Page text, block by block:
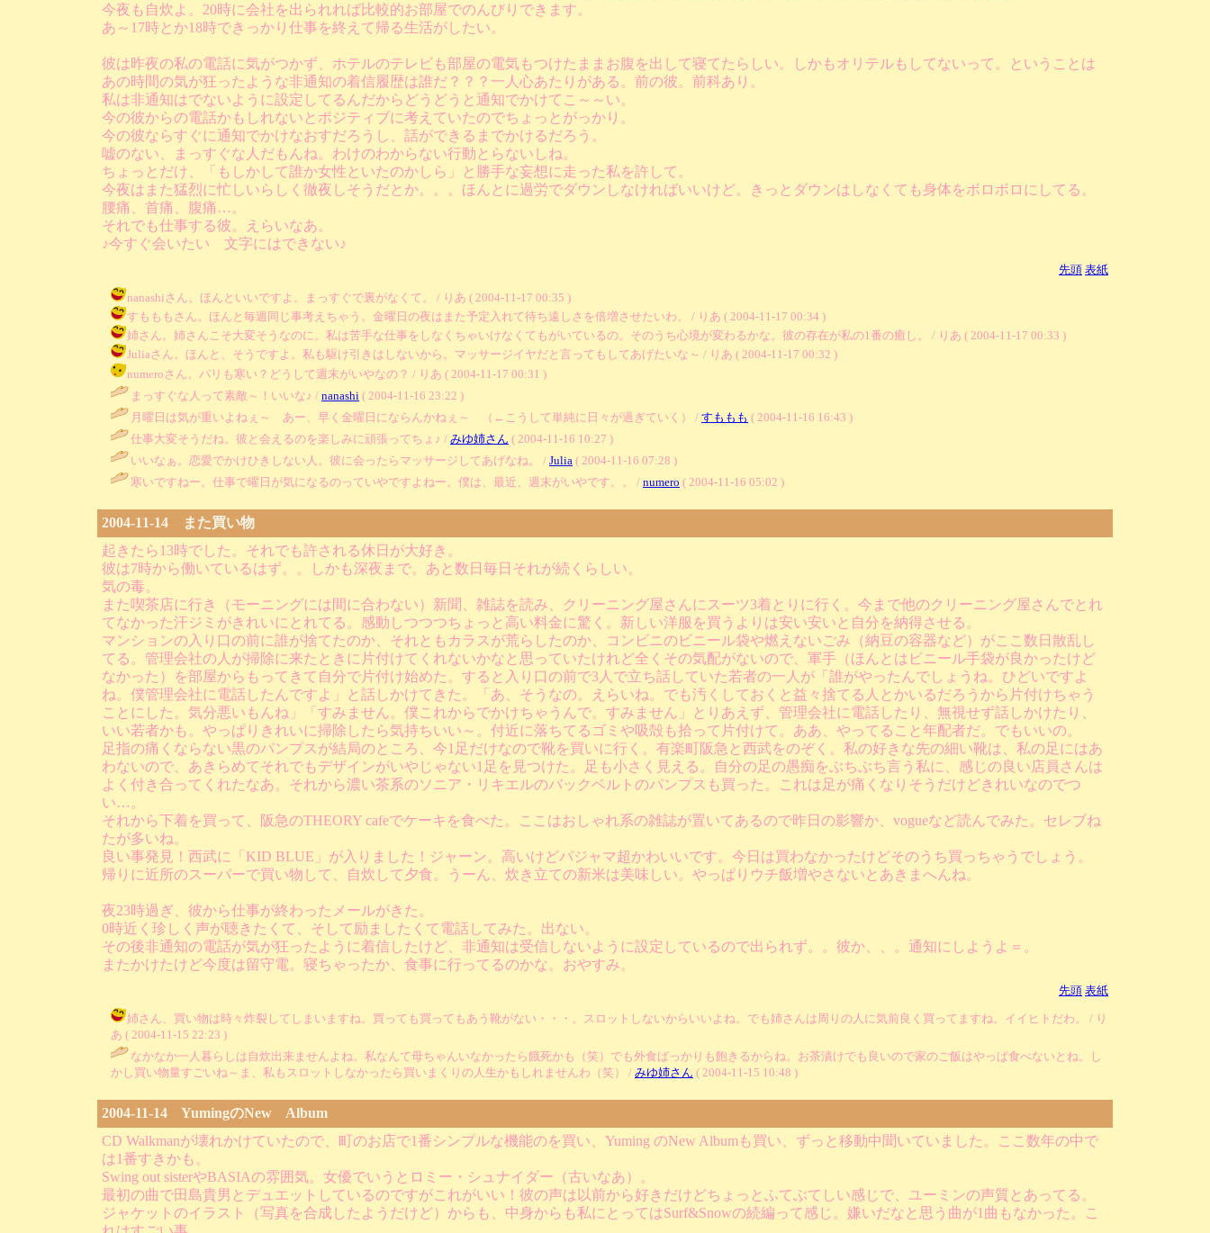
今夜も自炊よ。20時に会社を出られれば比較的お部屋でのんびりできます。
あ～17時とか18時できっかり仕事を終えて帰る生活がしたい。
彼は昨夜の私の電話に気がつかず、ホテルのテレビも部屋の電気もつけたままお腹を出して寝てたらしい。しかもオリテルもしてないって。ということは
あの時間の気が狂ったような非通知の着信履歴は誰だ？？？一人心あたりがある。前の彼。前科あり。
私は非通知はでないように設定してるんだからどうどうと通知でかけてこ～～い。
今の彼からの電話かもしれないとポジティブに考えていたのでちょっとがっかり。
今の彼ならすぐに通知でかけなおすだろうし、話ができるまでかけるだろう。
嘘のない、まっすぐな人だもんね。わけのわからない行動とらないしね。
ちょっとだけ、「もしかして誰か女性といたのかしら」と勝手な妄想に走った私を許して。
今夜はまた猛烈に忙しいらしく徹夜しそうだとか。。。ほんとに過労でダウンしなければいいけど。きっとダウンはしなくても身体をボロボロにしてる。
腰痛、首痛、腹痛…。
それでも仕事する彼。えらいなあ。
♪今すぐ会いたい 文字にはできない♪
先頭 表紙
nanashiさん。ほんといいですよ。まっすぐで裏がなくて。 / りあ ( 2004-11-17 00:35 )
すもももさん。ほんと毎週同じ事考えちゃう。金曜日の夜はまた予定入れて待ち遠しさを倍増させたいわ。 / りあ ( 2004-11-17 00:34 )
姉さん。姉さんこそ大変そうなのに。私は苦手な仕事をしなくちゃいけなくてもがいているの。そのうち心境が変わるかな。彼の存在が私の1番の癒し。 / りあ ( 2004-11-17 00:33 )
Juliaさん。ほんと、そうですよ。私も駆け引きはしないから。マッサージイヤだと言ってもしてあげたいな～ / りあ ( 2004-11-17 00:32 )
numeroさん。パリも寒い？どうして週末がいやなの？ / りあ ( 2004-11-17 00:31 )
まっすぐな人って素敵～！いいな♪ / nanashi ( 2004-11-16 23:22 )
月曜日は気が重いよねぇ～ あー、早く金曜日にならんかねぇ～ （←こうして単純に日々が過ぎていく） / すももも ( 2004-11-16 16:43 )
仕事大変そうだね。彼と会えるのを楽しみに頑張ってちょ♪ / みゆ姉さん ( 2004-11-16 10:27 )
いいなぁ。恋愛でかけひきしない人。彼に会ったらマッサージしてあげなね。 / Julia ( 2004-11-16 07:28 )
寒いですねー。仕事で曜日が気になるのっていやですよねー。僕は、最近、週末がいやです。。 / numero ( 2004-11-16 05:02 )
2004-11-14 また買い物
起きたら13時でした。それでも許される休日が大好き。
彼は7時から働いているはず。。しかも深夜まで。あと数日毎日それが続くらしい。
気の毒。
また喫茶店に行き（モーニングには間に合わない）新聞、雑誌を読み、クリーニング屋さんにスーツ3着とりに行く。今まで他のクリーニング屋さんでとれ
てなかった汗ジミがきれいにとれてる。感動しつつつちょっと高い料金に驚く。新しい洋服を買うよりは安い安いと自分を納得させる。
マンションの入り口の前に誰が捨てたのか、それともカラスが荒らしたのか、コンビニのビニール袋や燃えないごみ（納豆の容器など）がここ数日散乱し
てる。管理会社の人が掃除に来たときに片付けてくれないかなと思っていたけれど全くその気配がないので、軍手（ほんとはビニール手袋が良かったけど
なかった）を部屋からもってきて自分で片付け始めた。すると入り口の前で3人で立ち話していた若者の一人が「誰がやったんでしょうね。ひどいですよ
ね。僕管理会社に電話したんですよ」と話しかけてきた。「あ、そうなの。えらいね。でも汚くしておくと益々捨てる人とかいるだろうから片付けちゃう
ことにした。気分悪いもんね」「すみません。僕これからでかけちゃうんで。すみません」とりあえず、管理会社に電話したり、無視せず話しかけたり、
いい若者かも。やっぱりきれいに掃除したら気持ちいい～。付近に落ちてるゴミや吸殻も拾って片付けて。ああ、やってること年配者だ。でもいいの。
足指の痛くならない黒のパンプスが結局のところ、今1足だけなので靴を買いに行く。有楽町阪急と西武をのぞく。私の好きな先の細い靴は、私の足にはあ
わないので、あきらめてそれでもデザインがいやじゃない1足を見つけた。足も小さく見える。自分の足の愚痴をぶちぶち言う私に、感じの良い店員さんは
よく付き合ってくれたなあ。それから濃い茶系のソニア・リキエルのバックベルトのパンプスも買った。これは足が痛くなりそうだけどきれいなのでつ
い…。
それから下着を買って、阪急のTHEORY cafeでケーキを食べた。ここはおしゃれ系の雑誌が置いてあるので昨日の影響か、vogueなど読んでみた。セレブね
たが多いね。
良い事発見！西武に「KID BLUE」が入りました！ジャーン。高いけどパジャマ超かわいいです。今日は買わなかったけどそのうち買っちゃうでしょう。
帰りに近所のスーパーで買い物して、自炊して夕食。うーん、炊き立ての新米は美味しい。やっぱりウチ飯増やさないとあきまへんね。
夜23時過ぎ、彼から仕事が終わったメールがきた。
0時近く珍しく声が聴きたくて、そして励ましたくて電話してみた。出ない。
その後非通知の電話が気が狂ったように着信したけど、非通知は受信しないように設定しているので出られず。。彼か、、。通知にしようよ＝。
またかけたけど今度は留守電。寝ちゃったか、食事に行ってるのかな。おやすみ。
先頭 表紙
姉さん、買い物は時々炸裂してしまいますね。買っても買ってもあう靴がない・・・。スロットしないからいいよね。でも姉さんは周りの人に気前良く買ってますね。イイヒトだわ。 / り
あ ( 2004-11-15 22:23 )
なかなか一人暮らしは自炊出来ませんよね。私なんて母ちゃんいなかったら餓死かも（笑）でも外食ばっかりも飽きるからね。お茶漬けでも良いので家のご飯はやっぱ食べないとね。し
かし買い物量すごいね～ま、私もスロットしなかったら買いまくりの人生かもしれませんわ（笑） / みゆ姉さん ( 2004-11-15 10:48 )
2004-11-14 YumingのNew Album
CD Walkmanが壊れかけていたので、町のお店で1番シンプルな機能のを買い、Yuming のNew Albumも買い、ずっと移動中聞いていました。ここ数年の中で
は1番すきかも。
Swing out sisterやBASIAの雰囲気。女優でいうとロミー・シュナイダー（古いなあ）。
最初の曲で田島貴男とデュエットしているのですがこれがいい！彼の声は以前から好きだけどちょっとふてぶてしい感じで、ユーミンの声質とあってる。
ジャケットのイラスト（写真を合成したようだけど）からも、中身からも私にとってはSurf&Snowの続編って感じ。嫌いだなと思う曲が1曲もなかった。こ